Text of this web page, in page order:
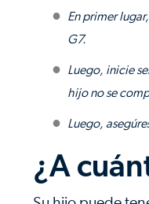
En primer
G7.
Luego, inicie
hijo no se
Luego,
¿A